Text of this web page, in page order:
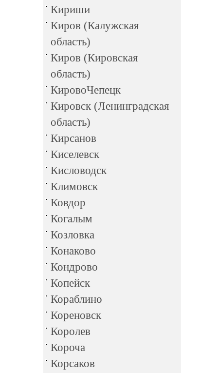
Кириши
Киров (Калужская
область)
Киров (Кировская
область)
КировоЧепецк
Кировск (Ленинградская
область)
Кирсанов
Киселевск
Кисловодск
Климовск
Ковдор
Когалым
Козловка
Конаково
Кондрово
Копейск
Кораблино
Кореновск
Королев
Короча
Корсаков